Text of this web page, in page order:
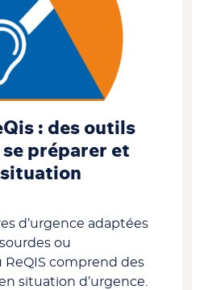
: des outils
préparer et
situation
d’urgence adaptées
ou
comprend des
situation d’urgence.